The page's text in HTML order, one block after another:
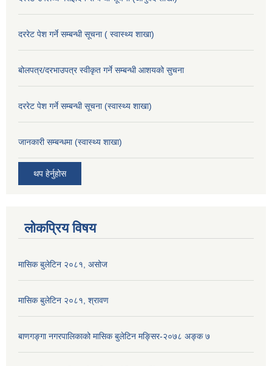
दररेट पेश गर्ने सम्बन्धी सूचना ( स्वास्थ्य शाखा)
बोलपत्र/दरभाउपत्र स्वीकृत गर्ने सम्बन्धी आशयको सुचना
दररेट पेश गर्ने सम्बन्धी सूचना (स्वास्थ्य शाखा)
जानकारी सम्बन्धमा (स्वास्थ्य शाखा)
थप हेर्नुहोस
लोकप्रिय विषय
मासिक बुलेटिन २०८१, असोज
मासिक बुलेटिन २०८१, श्रावण
बाणगङ्गा नगरपालिकाको मासिक बुलेटिन मङ्सिर-२०७८ अङ्क ७